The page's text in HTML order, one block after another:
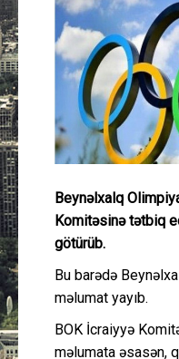
Beynəlxalq
Komitəsinə tətbiq
götürüb.
Bu barədə
məlumat yayıb.
BOK İcraiyyə
məlumata əsasən,